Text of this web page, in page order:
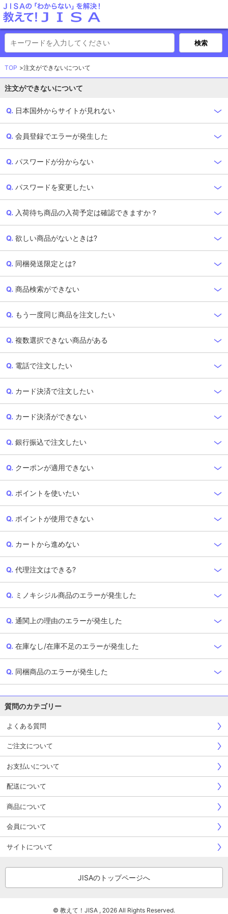
TOP 注文ができないについて
注文ができないについて
日本国外からサイトが見れない
会員登録でエラーが発生した
パスワードが分からない
パスワードを変更したい
入荷待ち商品の入荷予定は確認できますか？
欲しい商品がないときは?
同梱発送限定とは?
商品検索ができない
もう一度同じ商品を注文したい
複数選択できない商品がある
電話で注文したい
カード決済で注文したい
カード決済ができない
銀行振込で注文したい
クーポンが適用できない
ポイントを使いたい
ポイントが使用できない
カートから進めない
代理注文はできる?
ミノキシジル商品のエラーが発生した
通関上の理由のエラーが発生した
在庫なし/在庫不足のエラーが発生した
同梱商品のエラーが発生した
質問のカテゴリー
よくある質問
ご注文について
お支払いについて
配送について
商品について
会員について
サイトについて
JISAのトップページへ
© 教えて！JISA , 2026 All Rights Reserved.